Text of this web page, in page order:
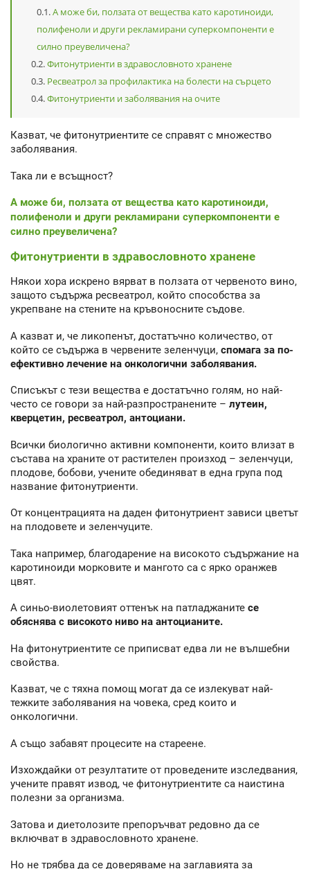
А може би, ползата от вещества като каротиноиди,
полифеноли и други рекламирани суперкомпоненти е
силно преувеличена?
Фитонутриенти в здравословното хранене
Ресвеатрол за профилактика на болести на сърцето
Фитонутриенти и заболявания на очите
Казват, че фитонутриентите се справят с множество
заболявания.
Така ли е всъщност?
А може би, ползата от вещества като каротиноиди,
полифеноли и други рекламирани суперкомпоненти е
силно преувеличена?
Фитонутриенти в здравословното хранене
Някои хора искрено вярват в ползата от червеното вино,
защото съдържа ресвеатрол, който способства за
укрепване на стените на кръвоносните съдове.
А казват и, че ликопенът, достатъчно количество, от
който се съдържа в червените зеленчуци, спомага за по-
ефективно лечение на онкологични заболявания.
Списъкът с тези вещества е достатъчно голям, но най-
често се говори за най-разпространените – лутеин,
кверцетин, ресвеатрол, антоциани.
Всички биологично активни компоненти, които влизат в
състава на храните от растителен произход – зеленчуци,
плодове, бобови, учените обединяват в една група под
название фитонутриенти.
От концентрацията на даден фитонутриент зависи цветът
на плодовете и зеленчуците.
Така например, благодарение на високото съдържание на
каротиноиди морковите и мангото са с ярко оранжев
цвят.
А синьо-виолетовият оттенък на патладжаните се
обяснява с високото ниво на антоцианите.
На фитонутриентите се приписват едва ли не вълшебни
свойства.
Казват, че с тяхна помощ могат да се излекуват най-
тежките заболявания на човека, сред които и
онкологични.
А също забавят процесите на стареене.
Изхождайки от резултатите от проведените изследвания,
учените правят извод, че фитонутриентите са наистина
полезни за организма.
Затова и диетолозите препоръчват редовно да се
включват в здравословното хранене.
Но не трябва да се доверяваме на заглавията за